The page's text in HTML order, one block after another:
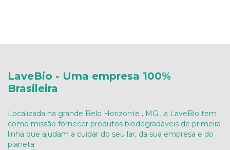
LaveBio - Uma empresa 100%
Brasileira
Localizada na grande Belo Horizonte , MG , a LaveBio tem
como missão fornecer produtos biodegradáveis de primeira
linha que ajudam a cuidar do seu lar, da sua empresa e do
planeta